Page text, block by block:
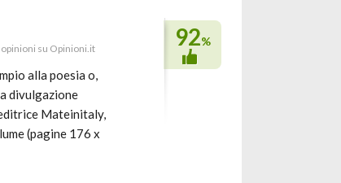
opinioni su Opinioni.it
alla poesia o,
divulgazione
Mateinitaly,
(pagine 176 x
92%